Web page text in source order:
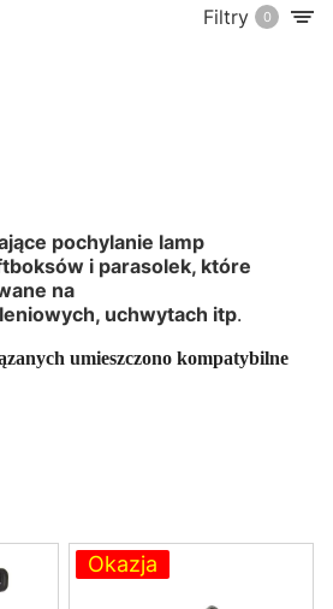
Filtry 0
pochylanie lamp
i parasolek, które
na
uchwytach itp.
umieszczono kompatybilne
Okazja